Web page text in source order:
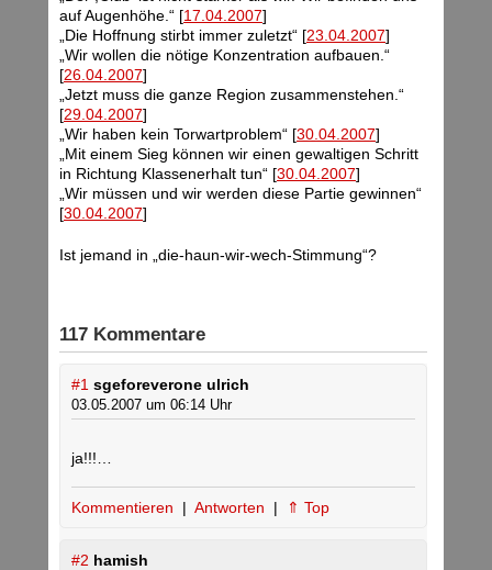
auf Augenhöhe.“ [17.04.2007]
„Die Hoffnung stirbt immer zuletzt“ [23.04.2007]
„Wir wollen die nötige Konzentration aufbauen.“
[26.04.2007]
„Jetzt muss die ganze Region zusammenstehen.“
[29.04.2007]
„Wir haben kein Torwartproblem“ [30.04.2007]
„Mit einem Sieg können wir einen gewaltigen Schritt
in Richtung Klassenerhalt tun“ [30.04.2007]
„Wir müssen und wir werden diese Partie gewinnen“
[30.04.2007]
Ist jemand in „die-haun-wir-wech-Stimmung“?
117 Kommentare
#1 sgeforeverone ulrich
03.05.2007 um 06:14 Uhr
ja!!!…
Kommentieren | Antworten | ⇑ Top
#2 hamish